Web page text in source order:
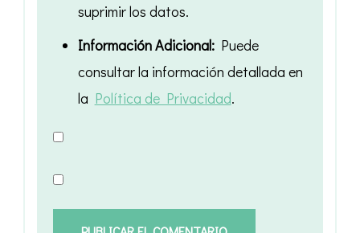
suprimir los datos.
Información Adicional:Puede
consultar la información detallada en
la Política de Privacidad.